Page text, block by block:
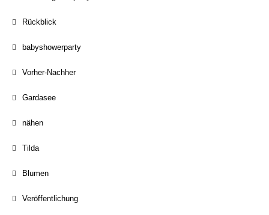
Rückblick
babyshowerparty
Vorher-Nachher
Gardasee
nähen
Tilda
Blumen
Veröffentlichung